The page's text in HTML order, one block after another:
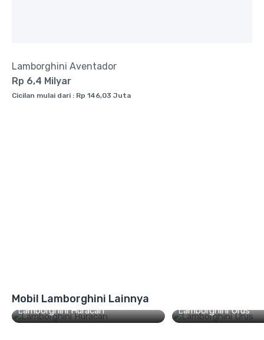
Lamborghini Aventador
Rp 6,4 Milyar
Cicilan mulai dari : Rp 146,03 Juta
Mobil Lamborghini Lainnya
Lamborghini Huracan Lamborghini Urus